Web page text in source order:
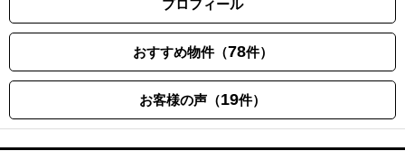
プロフィール
おすすめ物件（78件）
お客様の声（19件）